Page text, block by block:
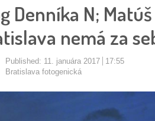
Denníka N;
nemá za
Published: 11. januára 2017
17:55
Autor/ka
Bratislava fotogenická